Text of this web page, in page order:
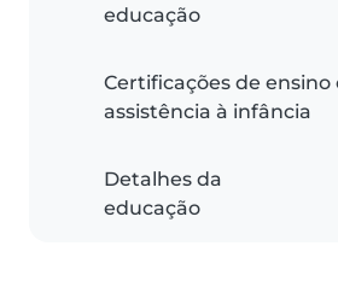
educação
Certificações de ensino
assistência à infância
Detalhes da
educação